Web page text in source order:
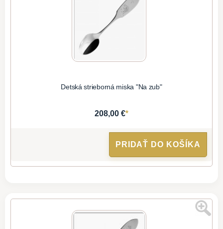
Detská strieborná miska "Na zub"
208,00 €*
PRIDAŤ DO KOŠÍKA